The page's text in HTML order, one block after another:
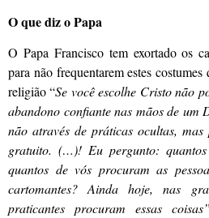
O que diz o Papa
O Papa Francisco tem exortado os
para não frequentarem estes
religião “Se você escolhe Cristo não
abandono confiante nas mãos de um
não através de práticas ocultas,
gratuito. (…)! Eu pergunto:
quantos de vós procuram as
cartomantes? Ainda hoje, nas
praticantes procuram essas